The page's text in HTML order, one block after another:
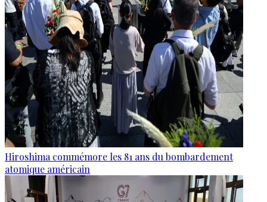
Hiroshima commémore les 81 ans du bombardement
atomique américain